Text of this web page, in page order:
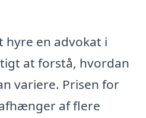
hyre en advokat i
at forstå, hvordan
variere. Prisen for
af flere